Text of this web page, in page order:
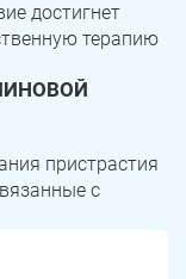
достигнет
терапию
пристрастия
с